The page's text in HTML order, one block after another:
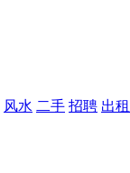
风水 二手 招聘 出租